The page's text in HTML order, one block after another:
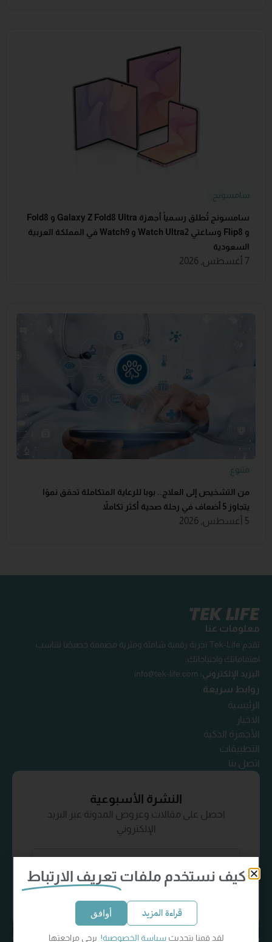
سامسونج
سامسونج تُطلق رسمياً أجهزة Galaxy Z Fold8 Ultra و Fold8
و Flip8 وساعتي Watch Ultra2 و Watch9 في المملكة العربية
السعودية
7 أغسطس, 2026
متنوع
من التشخيص إلى العلاج.. بوبا للرعاية المتكاملة تحقق نموًا
يتجاوز 5 أضعاف في رحلة صحية أكثر تكاملاً
5 أغسطس, 2026
معلومات عنا
تقدم Tek-Life تجربة رقمية شاملة ومثرية مصممة خصيصًا لتناسب
اهتماماتك واحتياجاتك.
البريد الإلكتروني: info@tek-life.com
روابط سريعة
الرئيسية
الاخبار
الأجهزة الذكية
التطبيقات
اتصل بنا
النشرة الأسبوعية
احصل على مقالات وعروض المدونة عبر البريد
الإلكتروني
إشترك الآن
سياسة الخصوصيةالشروط والأحكام © Tek-Life 2024كل الحقوق محفوظة
كيف نستخدم ملفات تعريف الارتباط
قراءة المزيد أوافق
لقد قمنا بتحديثسياسة الخصوصية! يرجى مراجعتها